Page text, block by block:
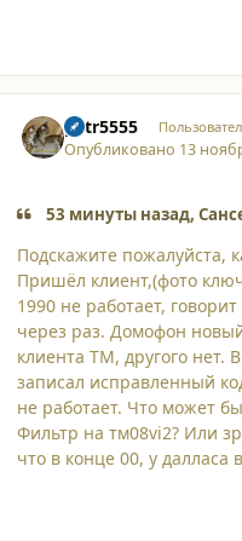
petr5555
Опубликовано 13
53 минуты назад,
Подскажите пожалуйста,
Пришёл клиент,(фото
1990 не работает,
через раз. Домофон
клиента ТМ, другого нет.
записал исправленный
не работает. Что может
Фильтр на тм08vi2? Или
что в конце 00, у